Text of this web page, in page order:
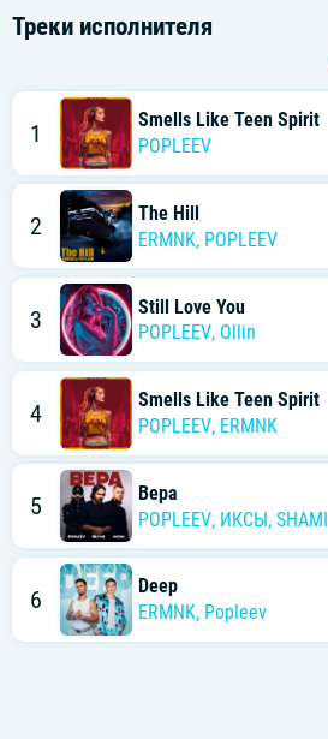
Треки исполнителя
1
Smells Like Teen Spirit
POPLEEV
2
The Hill
ERMNK, POPLEEV
3
Still Love You
POPLEEV, Ollin
4
Smells Like Teen Spirit
POPLEEV, ERMNK
5
Вера
POPLEEV, ИКСЫ, SHAMI
6
Deep
ERMNK, Popleev